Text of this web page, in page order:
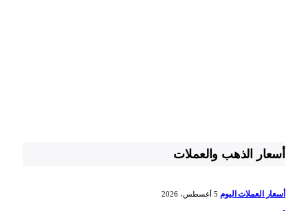
أسعار الذهب والعملات
أسعار العملات اليوم 5 أغسطس، 2026